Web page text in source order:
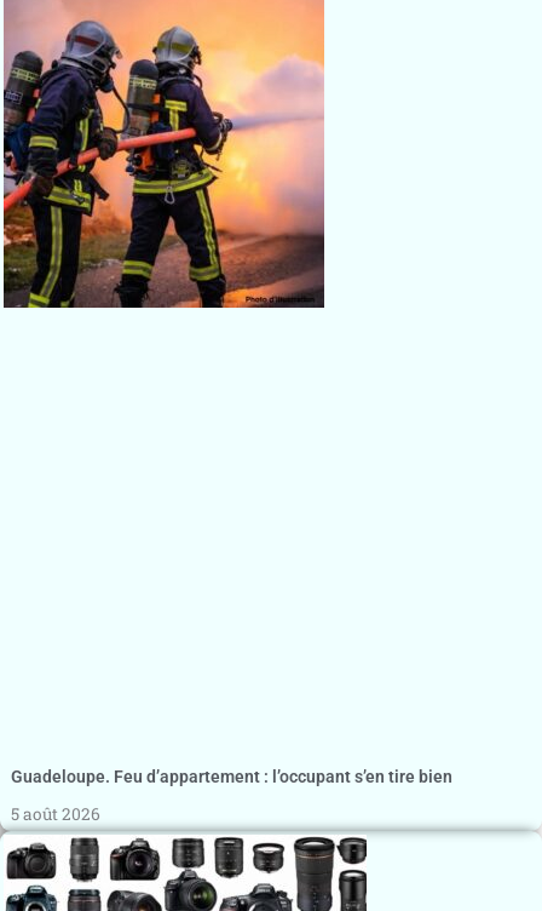
Guadeloupe. Feu d’appartement : l’occupant s’en tire bien
5 août 2026